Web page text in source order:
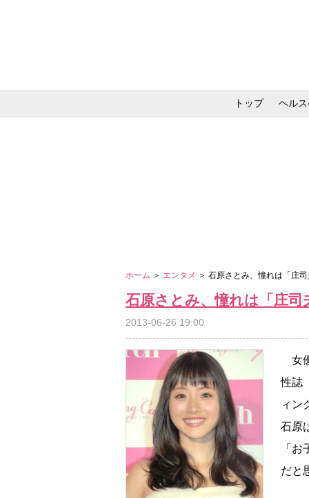
トップ ヘル
ホーム ＞ エンタメ ＞ 石原さとみ、憧れは「庄
石原さとみ、憧れは「庄
2013-06-26 19:00
女
性誌
ィン
石原
「
だと